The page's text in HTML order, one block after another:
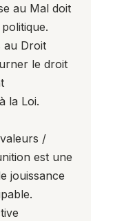
au Mal doit
au Droit
le droit
la Loi.
/
est une
jouissance